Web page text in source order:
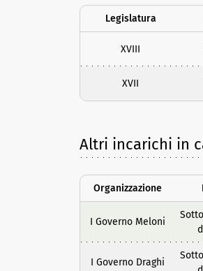
Legislatura
XVIII
XVII
Altri incarichi in
Organizzazione
I Governo Meloni
I Governo Draghi